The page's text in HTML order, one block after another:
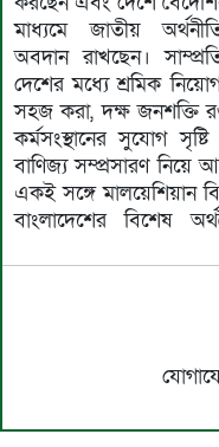
মাধ্যমে জাতীয়
অবদান রাখছেন।
দেশের মধ্যে শ্রমিক
সহজ করা, দক্ষ জনশক্তি
কর্মসংস্থানের সুযোগ সৃষ্টি
বাণিজ্য সম্প্রসারণ নিয়ে
একই সঙ্গে মালয়েশিয়ান
বাংলাদেশের বিশেষ